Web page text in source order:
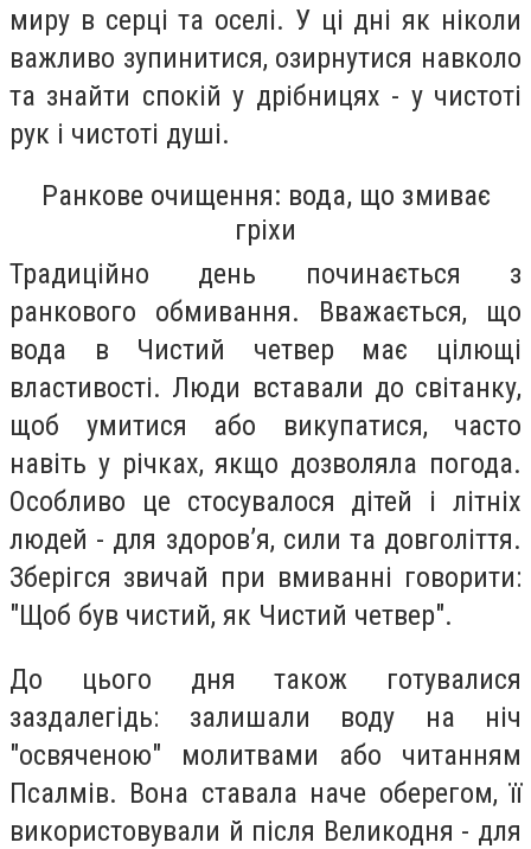
миру в серці та оселі. У ці дні як ніколи
важливо зупинитися, озирнутися навколо
та знайти спокій у дрібницях - у чистоті
рук і чистоті душі.
Ранкове очищення: вода, що змиває
гріхи
Традиційно день починається з
ранкового обмивання. Вважається, що
вода в Чистий четвер має цілющі
властивості. Люди вставали до світанку,
щоб умитися або викупатися, часто
навіть у річках, якщо дозволяла погода.
Особливо це стосувалося дітей і літніх
людей - для здоров’я, сили та довголіття.
Зберігся звичай при вмиванні говорити:
"Щоб був чистий, як Чистий четвер".
До цього дня також готувалися
заздалегідь: залишали воду на ніч
"освяченою" молитвами або читанням
Псалмів. Вона ставала наче оберегом, її
використовували й після Великодня - для